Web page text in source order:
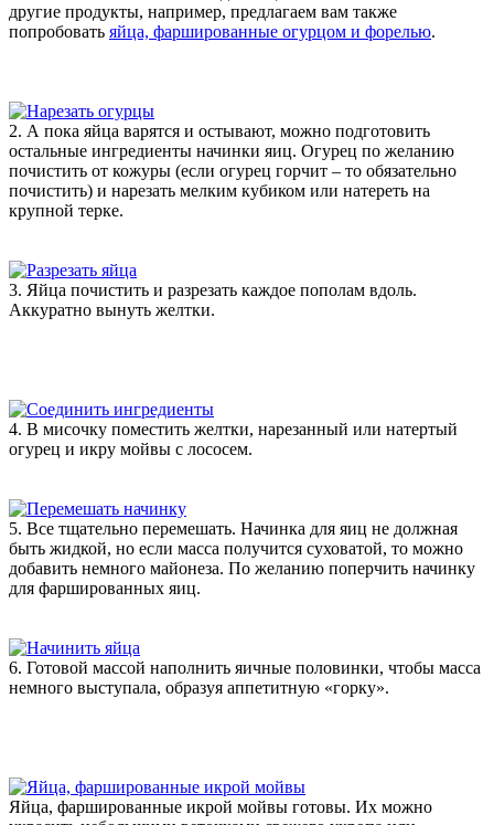
другие продукты, например, предлагаем вам также
попробовать яйца, фаршированные огурцом и форелью.
2. А пока яйца варятся и остывают, можно подготовить
остальные ингредиенты начинки яиц. Огурец по желанию
почистить от кожуры (если огурец горчит – то обязательно
почистить) и нарезать мелким кубиком или натереть на
крупной терке.
3. Яйца почистить и разрезать каждое пополам вдоль.
Аккуратно вынуть желтки.
4. В мисочку поместить желтки, нарезанный или натертый
огурец и икру мойвы с лососем.
5. Все тщательно перемешать. Начинка для яиц не должная
быть жидкой, но если масса получится суховатой, то можно
добавить немного майонеза. По желанию поперчить начинку
для фаршированных яиц.
6. Готовой массой наполнить яичные половинки, чтобы масса
немного выступала, образуя аппетитную «горку».
Яйца, фаршированные икрой мойвы готовы. Их можно